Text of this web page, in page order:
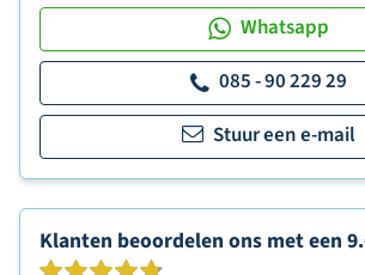
Whatsapp
085 - 90 229 29
Stuur een e-mail
Klanten beoordelen ons met een